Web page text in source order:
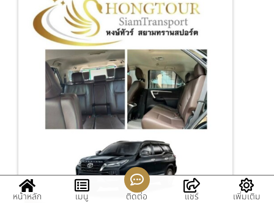
หน้าหลัก เมนู ติดต่อ แชร์ เพิ่มเติม